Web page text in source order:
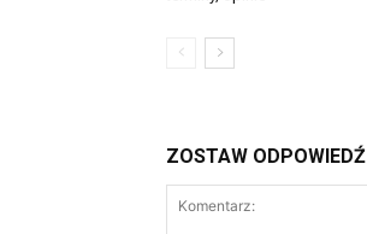
ZOSTAW ODPOWIEDŹ